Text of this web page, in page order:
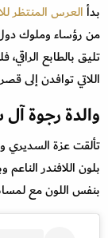
بدأالعرس المنتظر
من رؤساء وملوك دول
تليق بالطابع الراقي،
اللاتي توافدن إلى
والدة رجوة
تألقت عزة السديري
بلون اللافندر
بنفس اللون مع